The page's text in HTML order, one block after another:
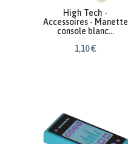
High Tech -
Accessoires - Manette
console blanc...
1,10 €